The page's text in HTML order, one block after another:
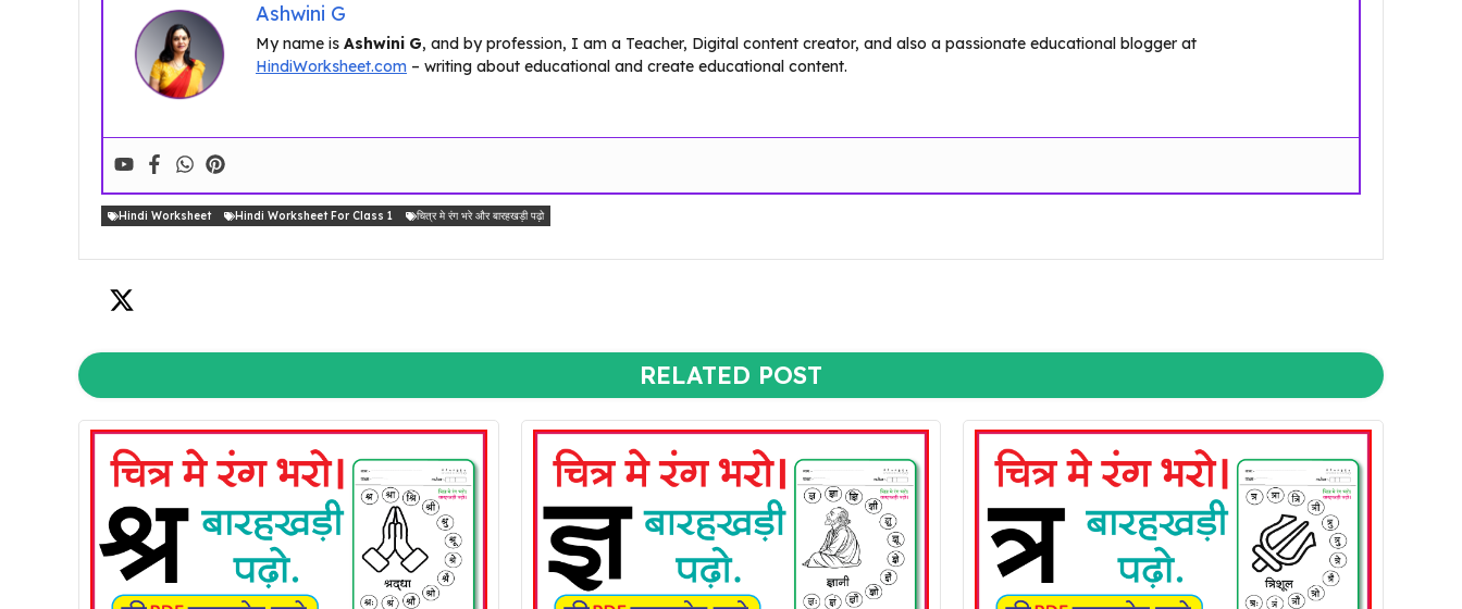
Ashwini G
My name is Ashwini G, and by profession, I am a Teacher, Digital content creator, and also a passionate educational blogger at
HindiWorksheet.com – writing about educational and create educational content.
Hindi Worksheet Hindi Worksheet For Class 1 चित्र मे रंग भरे और बारहखड़ी पढ़ो
RELATED POST